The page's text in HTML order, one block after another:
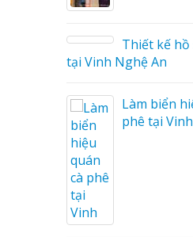
tại
Thiết kế
tại Vinh Nghệ An
Làm biển
phê tại